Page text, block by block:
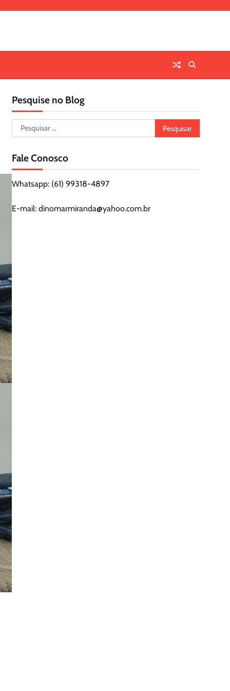
Pesquise no Blog
Pesquisar
por:
Fale Conosco
Whatsapp: (61) 99318-4897
E-mail: dinomarmiranda@yahoo.com.br